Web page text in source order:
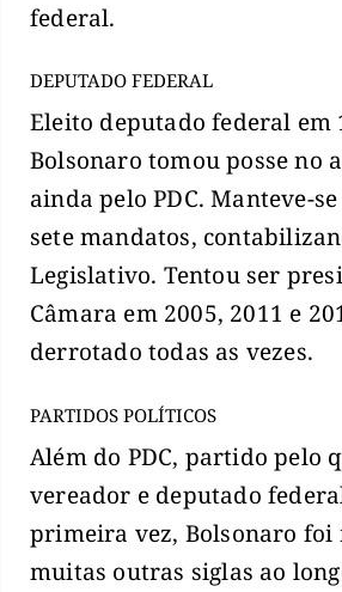
federal.
DEPUTADO FEDERAL
Eleito deputado federal em
Bolsonaro tomou posse no
ainda pelo PDC. Manteve-
sete mandatos,
Legislativo. Tentou ser
Câmara em 2005, 2011 e
derrotado todas as vezes.
PARTIDOS POLÍTICOS
Além do PDC, partido pelo
vereador e deputado
primeira vez, Bolsonaro foi
muitas outras siglas ao